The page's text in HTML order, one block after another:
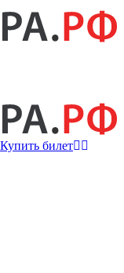
Купить билет